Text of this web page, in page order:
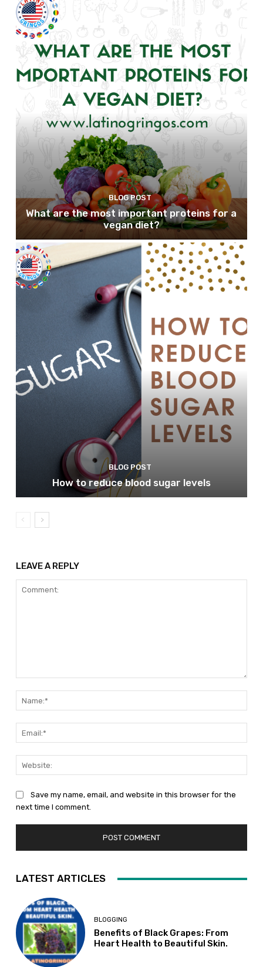
BLOG POST
What are the most important proteins for a
vegan diet?
BLOG POST
How to reduce blood sugar levels
LEAVE A REPLY
Save my name, email, and website in this browser for the
next time I comment.
LATEST ARTICLES
BLOGGING
Benefits of Black Grapes: From
Heart Health to Beautiful Skin.